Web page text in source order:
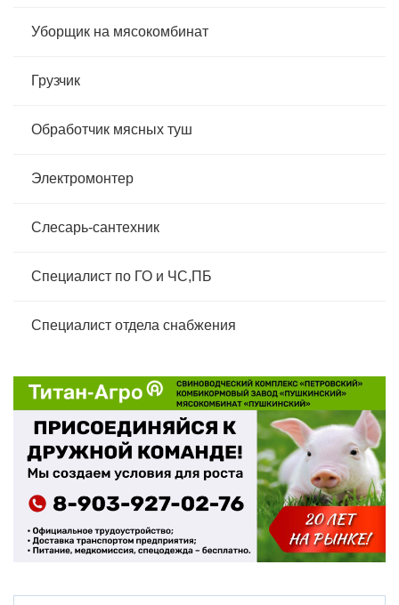
Уборщик на мясокомбинат
Грузчик
Обработчик мясных туш
Электромонтер
Слесарь-сантехник
Специалист по ГО и ЧС,ПБ
Специалист отдела снабжения